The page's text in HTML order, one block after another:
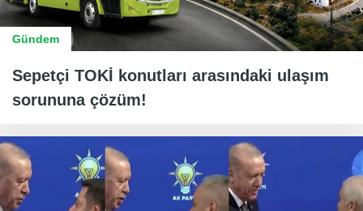
Gündem
Sepetçi TOKİ konutları arasındaki ulaşım
sorununa çözüm!